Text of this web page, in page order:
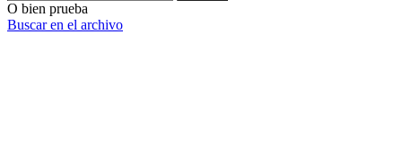
O bien prueba
Buscar en el archivo